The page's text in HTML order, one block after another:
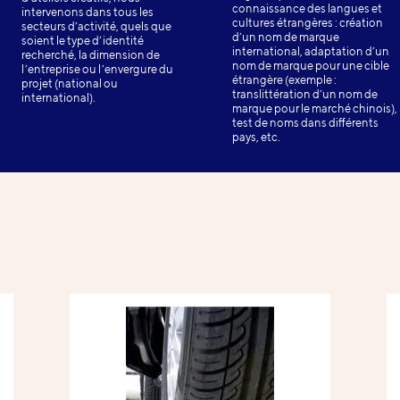
intervenons dans tous les
secteurs d’activité, quels que
soient le type d’identité
recherché, la dimension de
l’entreprise ou l’envergure du
projet (national ou
international).
connaissance des langues et
cultures étrangères : création
d’un nom de marque
international, adaptation d’un
nom de marque pour une cible
étrangère (exemple :
translittération d’un nom de
marque pour le marché chinois),
test de noms dans différents
pays, etc.